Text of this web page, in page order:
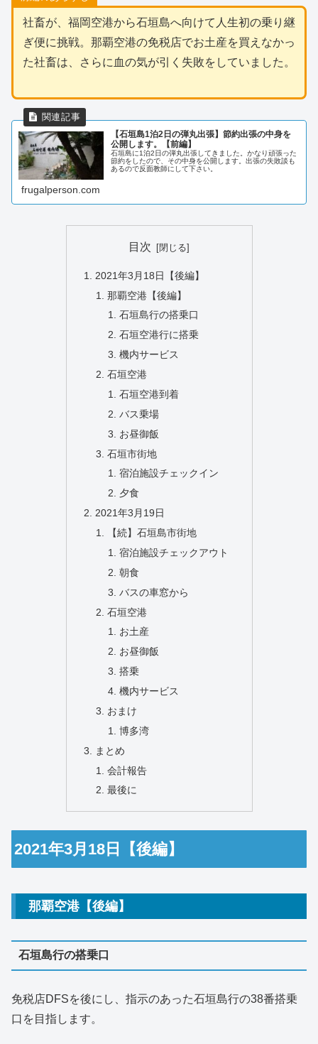
社畜が、福岡空港から石垣島へ向けて人生初の乗り継
ぎ便に挑戦。那覇空港の免税店でお土産を買えなかっ
た社畜は、さらに血の気が引く失敗をしていました。
【石垣島1泊2日の弾丸出張】節約出張の中身を
公開します。【前編】
石垣島に1泊2日の弾丸出張してきました。かなり頑張った
節約をしたので、その中身を公開します。出張の失敗談も
あるので反面教師にして下さい。
frugalperson.com
目次
2021年3月18日【後編】
那覇空港【後編】
石垣島行の搭乗口
石垣空港行に搭乗
機内サービス
石垣空港
石垣空港到着
バス乗場
お昼御飯
石垣市街地
宿泊施設チェックイン
夕食
2021年3月19日
【続】石垣島市街地
宿泊施設チェックアウト
朝食
バスの車窓から
石垣空港
お土産
お昼御飯
搭乗
機内サービス
おまけ
博多湾
まとめ
会計報告
最後に
2021年3月18日【後編】
那覇空港【後編】
石垣島行の搭乗口
免税店DFSを後にし、指示のあった石垣島行の38番搭乗
口を目指します。